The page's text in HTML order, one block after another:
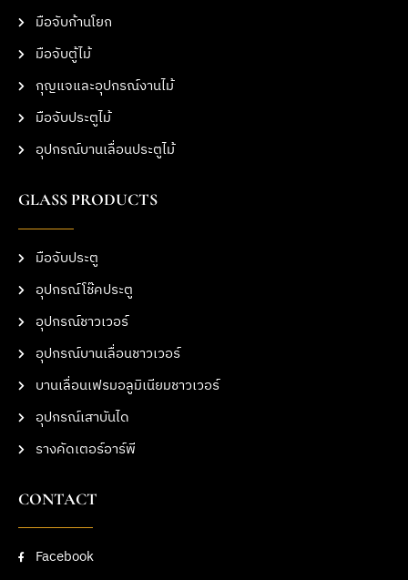
มือจับก้านโยก
มือจับตู้ไม้
กุญแจและอุปกรณ์งานไม้
มือจับประตูไม้
อุปกรณ์บานเลื่อนประตูไม้
GLASS PRODUCTS
มือจับประตู
อุปกรณ์โช๊คประตู
อุปกรณ์ชาวเวอร์
อุปกรณ์บานเลื่อนชาวเวอร์
บานเลื่อนเฟรมอลูมิเนียมชาวเวอร์
อุปกรณ์เสาบันได
รางคัดเตอร์อาร์พี
CONTACT
Facebook